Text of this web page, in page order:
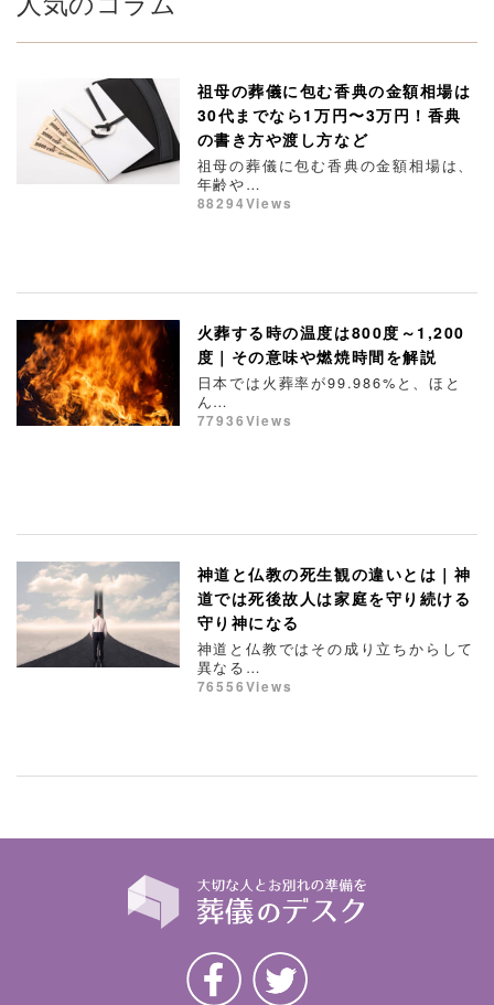
祖母の葬儀に包む香典の金額相場は
30代までなら1万円〜3万円！香典
の書き方や渡し方など
祖母の葬儀に包む香典の金額相場は、
年齢や…
88294Views
火葬する時の温度は800度～1,200
度｜その意味や燃焼時間を解説
日本では火葬率が99.986%と、ほと
ん…
77936Views
神道と仏教の死生観の違いとは｜神
道では死後故人は家庭を守り続ける
守り神になる
神道と仏教ではその成り立ちからして
異なる…
76556Views